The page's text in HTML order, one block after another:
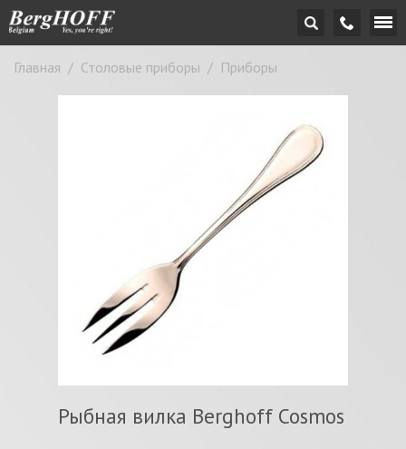
Главная / Столовые приборы / Приборы
Рыбная вилка Berghoff Cosmos